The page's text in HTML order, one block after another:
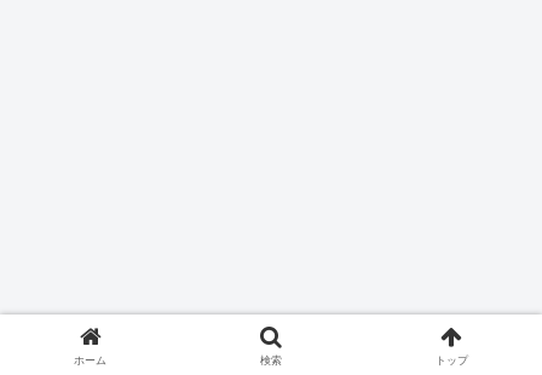
ホーム 検索 トップ